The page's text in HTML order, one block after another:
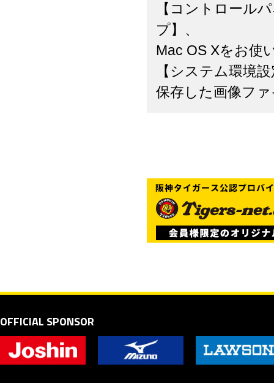
【コントロール
プ】、
Mac OS Xをお使
【システム環境
保存した画像フ
OFFICIAL SPONSOR